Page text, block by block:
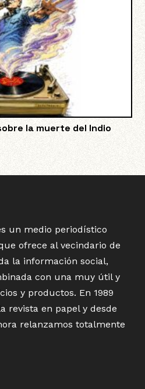
la muerte del Indio
un medio periodístico
ofrece al vecindario de
la información social,
con una muy útil y
y productos. En 1989
revista en papel y desde
relanzamos totalmente